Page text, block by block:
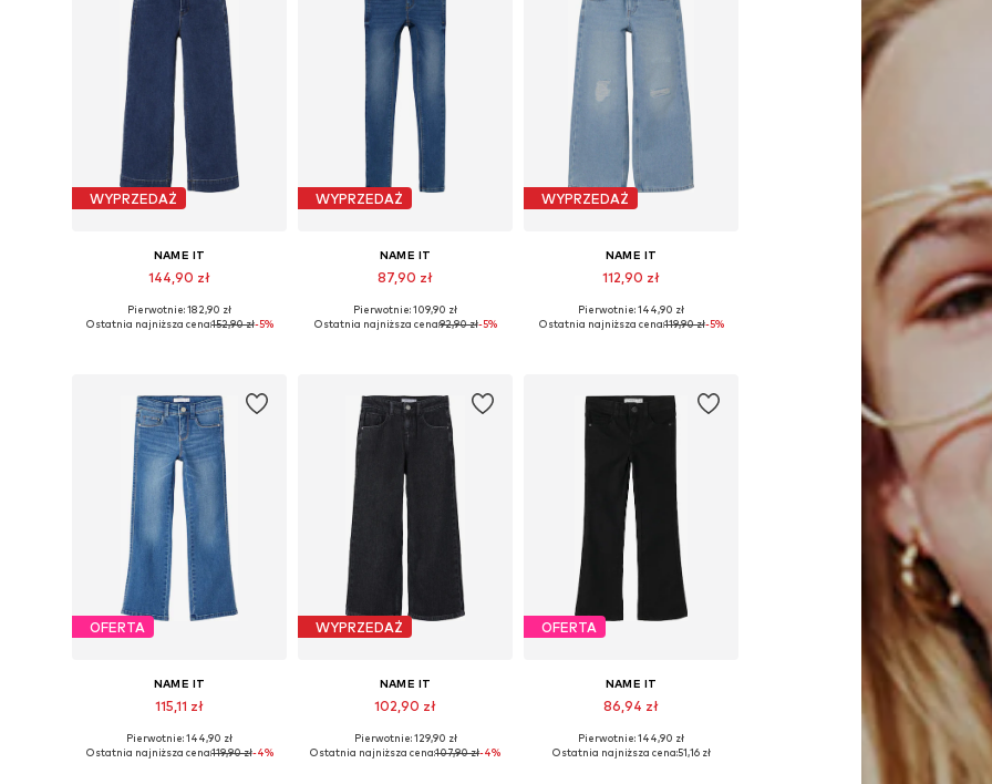
WYPRZEDAŻ
NAME IT
144,90 zł
Dostępne w różnych rozmiarach
Pierwotnie: 182,90 zł
Ostatnia najniższa cena:152,90 zł-5%
WYPRZEDAŻ
NAME IT
87,90 zł
Dostępne w różnych rozmiarach
Pierwotnie: 109,90 zł
Ostatnia najniższa cena:92,90 zł-5%
WYPRZEDAŻ
NAME IT
112,90 zł
Dostępne w różnych rozmiarach
Pierwotnie: 144,90 zł
Ostatnia najniższa cena:119,90 zł-5%
OFERTA
NAME IT
115,11 zł
Dostępne w różnych rozmiarach
Pierwotnie: 144,90 zł
Ostatnia najniższa cena:119,90 zł-4%
WYPRZEDAŻ
NAME IT
102,90 zł
Dostępne w różnych rozmiarach
Pierwotnie: 129,90 zł
Ostatnia najniższa cena:107,90 zł-4%
OFERTA
NAME IT
86,94 zł
Dostępne w różnych rozmiarach
Pierwotnie: 144,90 zł
Ostatnia najniższa cena:51,16 zł